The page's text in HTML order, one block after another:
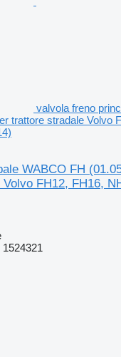
valvola freno
trattore stradale Volvo
WABCO FH
FH12, FH16,